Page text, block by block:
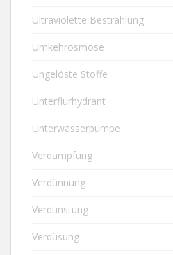
Ultraviolette Bestrahlung
Umkehrosmose
Ungelöste Stoffe
Unterflurhydrant
Unterwasserpumpe
Verdampfung
Verdünnung
Verdunstung
Verdüsung